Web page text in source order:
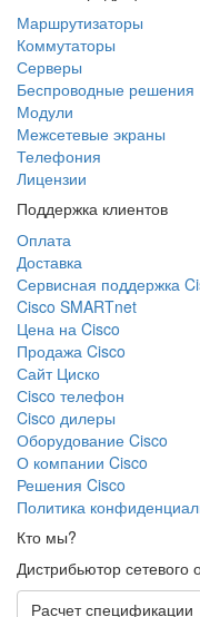
Маршрутизаторы
Коммутаторы
Серверы
Беспроводные решения
Модули
Межсетевые экраны
Телефония
Лицензии
Поддержка клиентов
Оплата
Доставка
Сервисная поддержка
Cisco SMARTnet
Цена на Cisco
Продажа Cisco
Сайт Циско
Сisco телефон
Cisco дилеры
Оборудование Cisco
О компании Cisco
Решения Cisco
Политика
Кто мы?
Дистрибьютор сетевого
Расчет спецификации